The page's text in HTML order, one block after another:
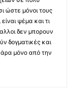
ώστε μόνοι τους
ψέμα και τι
δεν μπορουν
δογματικές και
μόνο από την